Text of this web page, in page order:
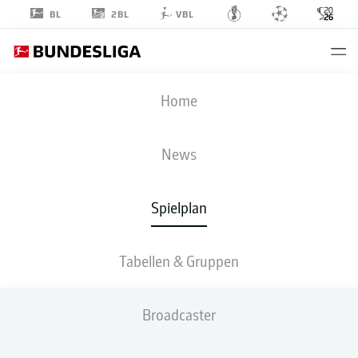
BL 2BL VBL
Home
News
Spielplan
Tabellen & Gruppen
Broadcaster
FIFA WELTMEISTERSCHAFT
ARG- EGY
3 2